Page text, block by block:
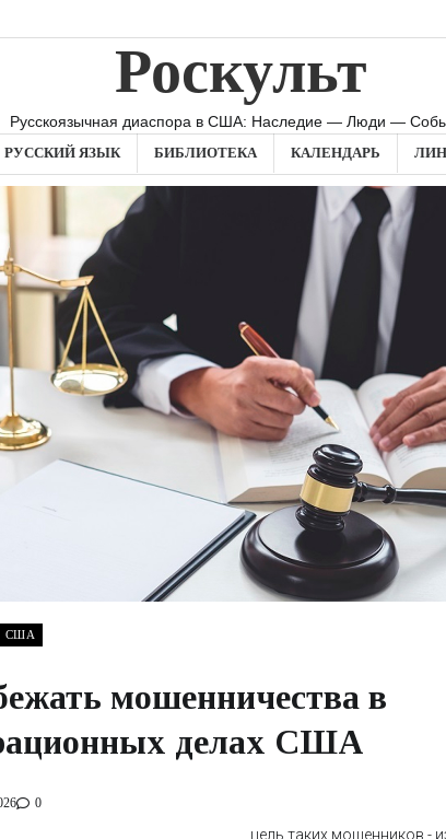
Роскульт
Русскоязычная диаспора в США: Наследие — Люди —
РУССКИЙ ЯЗЫК БИБЛИОТЕКА КАЛЕНДАРЬ
США
мошенничества в
делах США
0
цель таких мошенников -